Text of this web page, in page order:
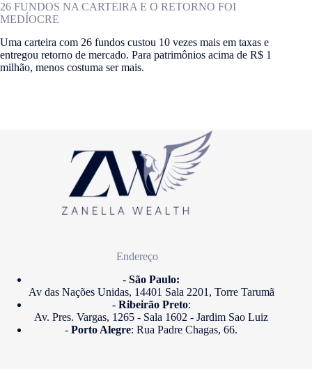
26 FUNDOS NA CARTEIRA E O RETORNO FOI
MEDÍOCRE
Uma carteira com 26 fundos custou 10 vezes mais em taxas e
entregou retorno de mercado. Para patrimônios acima de R$ 1
milhão, menos costuma ser mais.
Endereço
- São Paulo:
Av das Nações Unidas, 14401 Sala 2201, Torre Tarumã
-Ribeirão Preto:
Av. Pres. Vargas, 1265 - Sala 1602 - Jardim Sao Luiz
-Porto Alegre: Rua Padre Chagas, 66.